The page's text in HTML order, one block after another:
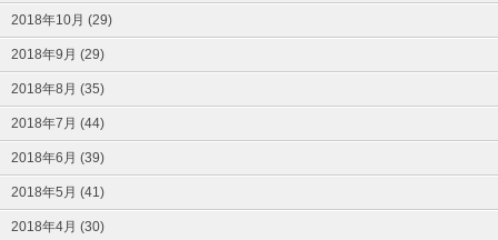
2018年10月 (29)
2018年9月 (29)
2018年8月 (35)
2018年7月 (44)
2018年6月 (39)
2018年5月 (41)
2018年4月 (30)